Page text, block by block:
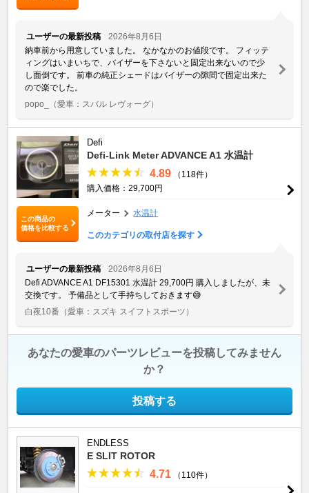
ユーザーの最新投稿
2026年8月6日
納車前から用意していました。 なかなかのお値段です。 フィッテ
ィングはいまいちで、バイザーを下さないと固定出来ないので少
し面倒です。 前車の純正シェードはバイザーの隙間で固定出来た
ので楽でした。
popo_
（愛車：スバル レヴォーグ）
この商品の
価格を比較する
Defi
Defi-Link Meter ADVANCE A1 水温計
4.89
（118件）
購入価格：29,700円
メーター 水温計
このカテゴリの取付店を探す
ユーザーの最新投稿
2026年8月6日
Defi ADVANCE A1 DF15301 水温計 29,700円 購入しましたが、未
交換です。 予備品として手持ちしておきます😅
白夜10番 （愛車：スズキ スイフトスポーツ）
あなたの愛車のパーツレビューを投稿してみません
か？
投稿する
ENDLESS
E SLIT ROTOR
4.71 （110件）